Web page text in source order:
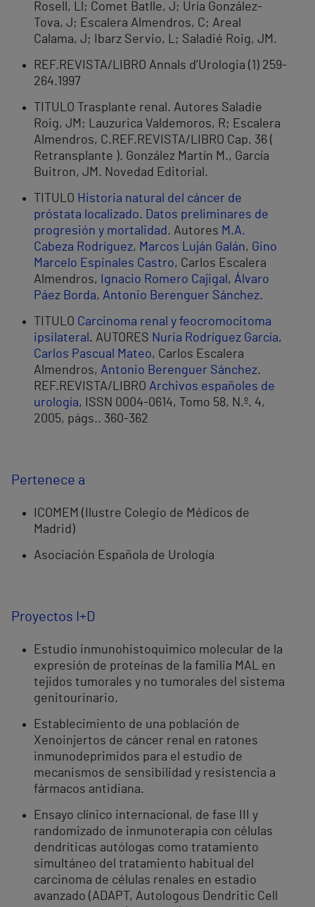
Rosell, Ll; Comet Batlle, J; Uría González-
Tova, J; Escalera Almendros, C; Areal
Calama, J; Ibarz Servio, L; Saladié Roig, JM.
REF.REVISTA/LIBRO Annals d’Urologia (1) 259-
264.1997
TITULO Trasplante renal. Autores Saladie
Roig, JM; Lauzurica Valdemoros, R; Escalera
Almendros, C.REF.REVISTA/LIBRO Cap. 36 (
Retransplante ). González Martín M., García
Buitron, JM. Novedad Editorial.
TITULO Historia natural del cáncer de
próstata localizado. Datos preliminares de
progresión y mortalidad . Autores M.A.
Cabeza Rodríguez, Marcos Luján Galán, Gino
Marcelo Espinales Castro, Carlos Escalera
Almendros,
Ignacio Romero Cajigal , Álvaro
Páez Borda, Antonio Berenguer Sánchez.
TITULO Carcinoma renal y feocromocitoma
ipsilateral . AUTORES Nuria Rodríguez García,
Carlos Pascual Mateo, Carlos Escalera
Almendros, Antonio Berenguer Sánchez.
REF.REVISTA/LIBRO Archivos españoles de
urología, ISSN 0004-0614, Tomo 58, N.º. 4,
2005, págs.. 360-362
Pertenece a
ICOMEM (Ilustre Colegio de Médicos de
Madrid)
Asociación Española de Urología
Proyectos I+D
Estudio inmunohistoquimico molecular de la
expresión de proteínas de la familia MAL en
tejidos tumorales y no tumorales del sistema
genitourinario.
Establecimiento de una población de
Xenoinjertos de cáncer renal en ratones
inmunodeprimidos para el estudio de
mecanismos de sensibilidad y resistencia a
fármacos antidiana.
Ensayo clínico internacional, de fase III y
randomizado de inmunoterapia con células
dendríticas autólogas como tratamiento
simultáneo del tratamiento habitual del
carcinoma de células renales en estadio
avanzado (ADAPT, Autologous Dendritic Cell